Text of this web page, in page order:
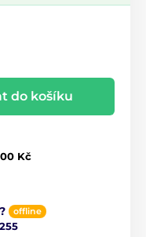
do košíku
Kč
offline